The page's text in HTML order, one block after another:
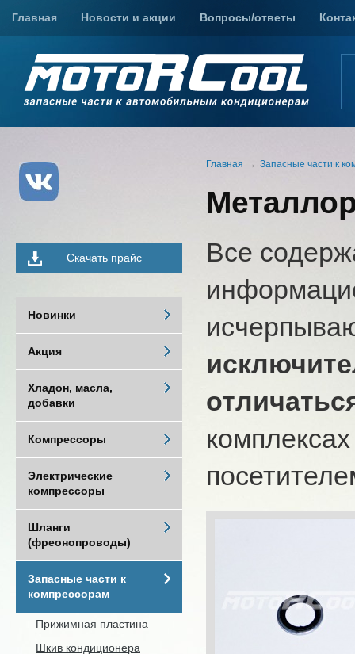
Главная Новости и акции Вопросы/ответы
Главная Запасные части к
Все
Скачать прайс
Новинки
Акция
Хладон, масла,
добавки
Компрессоры
Электрические
компрессоры
Шланги
(фреонопроводы)
Запасные части к
компрессорам
Прижимная пластина
Шкив кондиционера